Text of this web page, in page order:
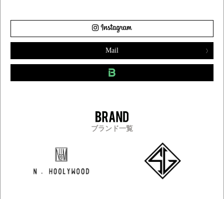
Mail
ブランド一覧